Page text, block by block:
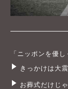
「ニッポンを優
きっかけは大
お葬式だけじ